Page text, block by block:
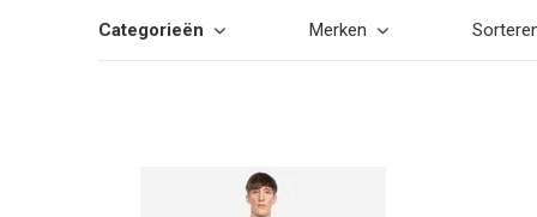
Categorieën Merken